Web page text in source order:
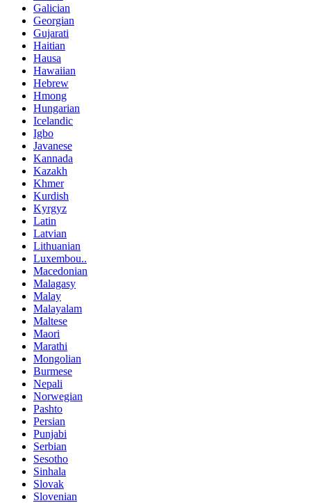
Galician
Georgian
Gujarati
Haitian
Hausa
Hawaiian
Hebrew
Hmong
Hungarian
Icelandic
Igbo
Javanese
Kannada
Kazakh
Khmer
Kurdish
Kyrgyz
Latin
Latvian
Lithuanian
Luxembou..
Macedonian
Malagasy
Malay
Malayalam
Maltese
Maori
Marathi
Mongolian
Burmese
Nepali
Norwegian
Pashto
Persian
Punjabi
Serbian
Sesotho
Sinhala
Slovak
Slovenian